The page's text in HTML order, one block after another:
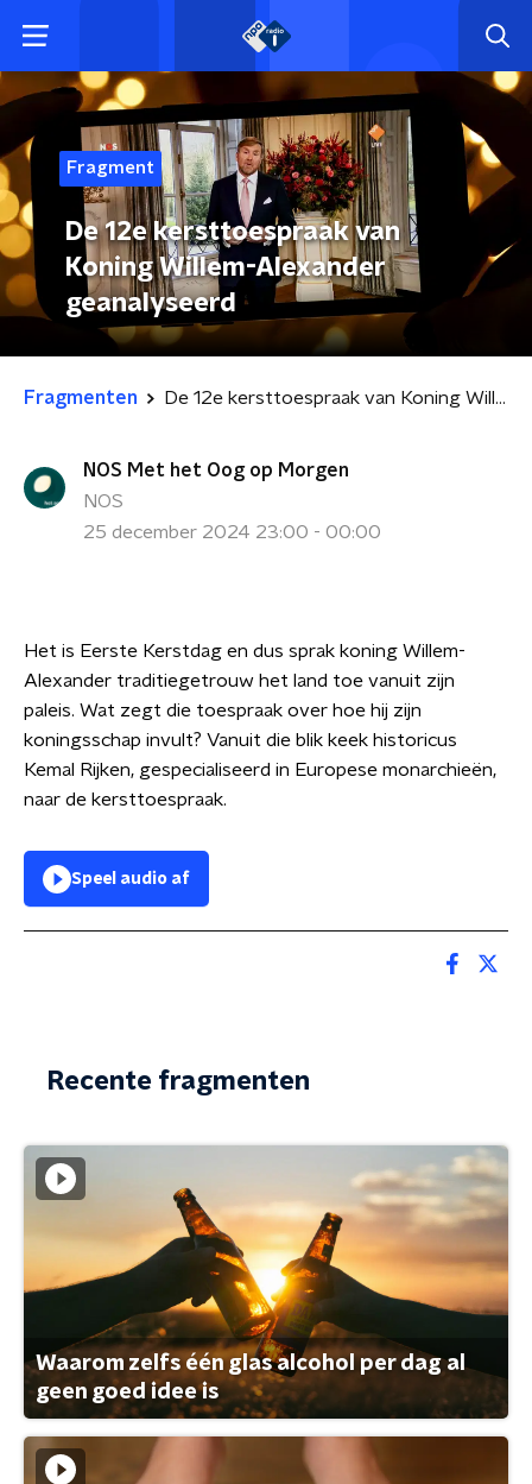
Fragment
De 12e kersttoespraak van
Koning Willem-Alexander
geanalyseerd
Fragmenten De 12e kersttoespraak van Koning Willem-Alexander geanalyseerd
NOS Met het Oog op Morgen
NOS
25 december 2024 23:00 - 00:00
Het is Eerste Kerstdag en dus sprak koning Willem-
Alexander traditiegetrouw het land toe vanuit zijn
paleis. Wat zegt die toespraak over hoe hij zijn
koningsschap invult? Vanuit die blik keek historicus
Kemal Rijken, gespecialiseerd in Europese monarchieën,
naar de kersttoespraak.
Speel audio af
Recente fragmenten
Waarom zelfs één glas alcohol per dag al
geen goed idee is